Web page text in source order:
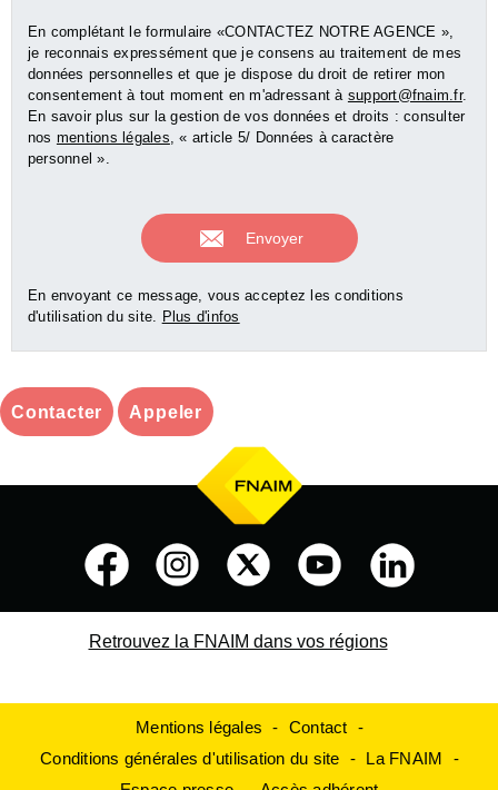
En complétant le formulaire «CONTACTEZ NOTRE AGENCE »,
je reconnais expressément que je consens au traitement de mes
données personnelles et que je dispose du droit de retirer mon
consentement à tout moment en m'adressant à support@fnaim.fr.
En savoir plus sur la gestion de vos données et droits : consulter
nos mentions légales, « article 5/ Données à caractère
personnel ».
En envoyant ce message, vous acceptez les conditions
d'utilisation du site. Plus d'infos
Contacter Appeler
Retrouvez la FNAIM dans vos régions
Mentions légales
Contact
Conditions générales d'utilisation du site
La FNAIM